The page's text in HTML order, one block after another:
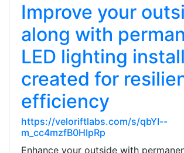
Improve your
along with
LED lighting
created for
efficiency
https://veloriftlabs.com/s/qbYI--
m_cc4mzfB0HIpRp
Enhance your outside with